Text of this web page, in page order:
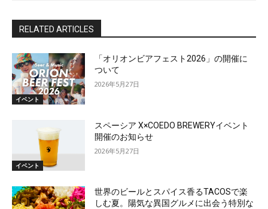
RELATED ARTICLES
イベント
「オリオンビアフェスト2026」の開催に
ついて
2026年5月27日
イベント
スペーシア X×COEDO BREWERYイベント
開催のお知らせ
2026年5月27日
世界のビールとスパイス香るTACOSで楽
しむ夏。陽気な異国グルメに出会う特別な